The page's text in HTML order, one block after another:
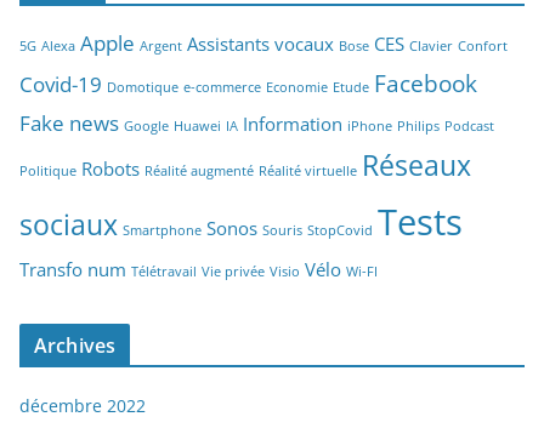
5G Alexa Apple Argent Assistants vocaux Bose CES Clavier Confort
Covid-19 Domotique e-commerce Economie Etude Facebook
Fake news Google Huawei IA Information iPhone Philips Podcast
Politique Robots Réalité augmenté Réalité virtuelle Réseaux
sociaux Smartphone Sonos Souris StopCovid Tests
Transfo num Télétravail Vie privée Visio Vélo Wi-FI
Archives
décembre 2022